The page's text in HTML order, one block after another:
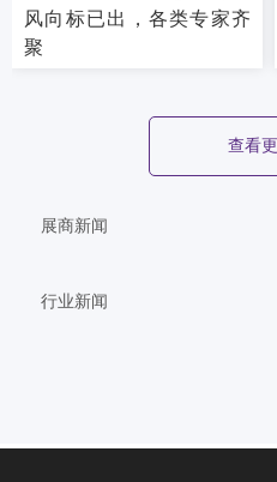
查看
风向标已出，各类专家齐
聚
展商新闻
行业新闻